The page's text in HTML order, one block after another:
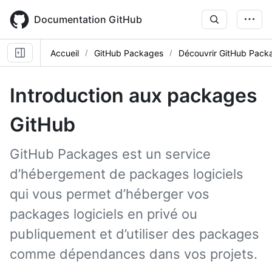
main
content
Documentation GitHub
Accueil GitHub Packages Découvrir GitHub
Introduction aux packages
GitHub
GitHub Packages est un service
d’hébergement de packages logiciels
qui vous permet d’héberger vos
packages logiciels en privé ou
publiquement et d’utiliser des packages
comme dépendances dans vos projets.